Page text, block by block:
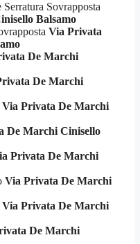
Sovrapposta
Balsamo
Via Privata
De Marchi
De Marchi
Via Privata De Marchi
De Marchi Cinisello
Privata De Marchi
Via Privata De Marchi
Via Privata De Marchi
De Marchi